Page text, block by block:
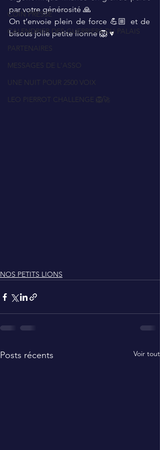
COIN PRESSE
CALENDRIER DES GUERRIERS DU PALAIS
PARTENAIRES
MESSAGES DE L'ASSO
UNE NUIT POUR 2500 VOIX
LEO PIERROT CHALLENGE 🦁🚀
par votre générosité 🙏
On t’envoie plein de force 💪🏼 et de
bisous jolie petite lionne 🦁 ♥️
NOS PETITS LIONS
Posts récents Voir tout